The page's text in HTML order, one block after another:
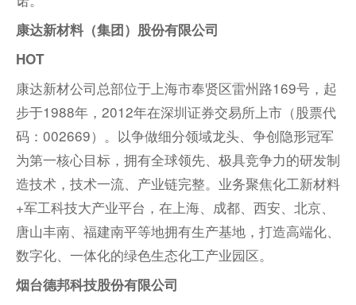
康达新材料（集团）股份有限公司
HOT
康达新材公司总部位于上海市奉贤区雷州路169号，起
步于1988年，2012年在深圳证券交易所上市（股票代
码：002669）。以争做细分领域龙头、争创隐形冠军
为第一核心目标，拥有全球领先、极具竞争力的研发制
造技术，技术一流、产业链完整。业务聚焦化工新材料
+军工科技大产业平台，在上海、成都、西安、北京、
唐山丰南、福建南平等地拥有生产基地，打造高端化、
数字化、一体化的绿色生态化工产业园区。
烟台德邦科技股份有限公司